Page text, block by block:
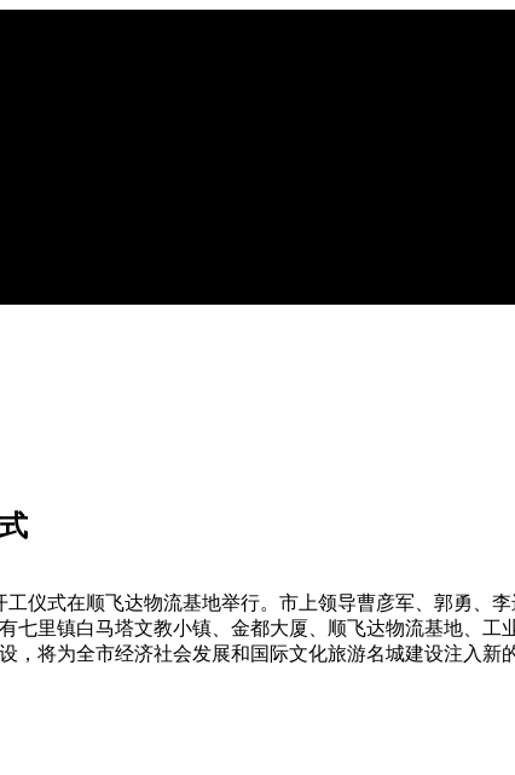
仪式在顺飞达物流基地举行。市上领导曹彦军、郭勇、李
里镇白马塔文教小镇、金都大厦、顺飞达物流基地、工
将为全市经济社会发展和国际文化旅游名城建设注入新